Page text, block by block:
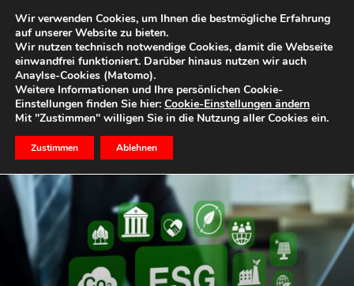
Start Nachhaltigkeit
NACHHALTIGKEIT
Ökologisch, ökonomisch, sozial
Wir verwenden Cookies, um Ihnen die bestmögliche Erfahrung
auf unserer Website zu bieten.
Wir nutzen technisch notwendige Cookies, damit die Webseite
einwandfrei funktioniert. Darüber hinaus nutzen wir auch
Anaylse-Cookies (Matomo).
Weitere Informationen und Ihre persönlichen Cookie-
Einstellungen finden Sie hier: Cookie-Einstellungen ändern
Mit "Zustimmen" willigen Sie in die Nutzung aller Cookies ein.
Zustimmen Ablehnen